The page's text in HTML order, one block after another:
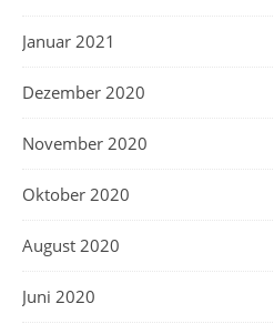
Januar 2021
Dezember 2020
November 2020
Oktober 2020
August 2020
Juni 2020